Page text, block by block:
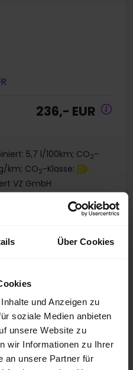
Über Cookies
und Anzeigen zu
soziale Medien anbieten
unsere Website zu
wir Informationen zu Ihrer
an unsere Partner für
236,- EUR
5,7 l/100km; CO2-
km; CO2-Klasse: D
VZ GmbH
T-Roc 1.5 LIFE DSG AHK LENKRAD-&SITZHZG CAM LM18